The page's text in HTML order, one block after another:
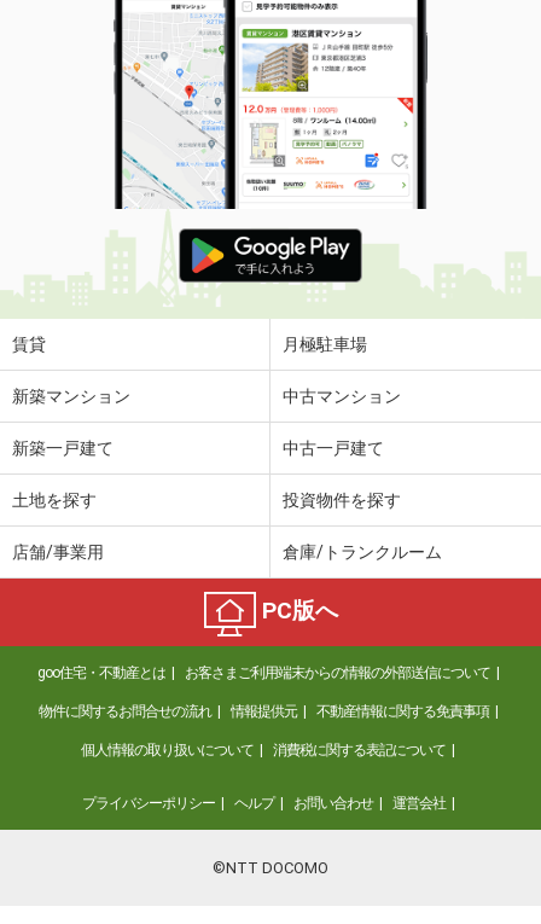
賃貸 月極駐車場
新築マンション 中古マンション
新築一戸建て 中古一戸建て
土地を探す 投資物件を探す
店舗/事業用 倉庫/トランクルーム
PC版へ
goo住宅・不動産とは お客さまご利用端末からの情報の外部送信について
物件に関するお問合せの流れ 情報提供元 不動産情報に関する免責事項
個人情報の取り扱いについて 消費税に関する表記について
プライバシーポリシー ヘルプ お問い合わせ 運営会社
©NTT DOCOMO